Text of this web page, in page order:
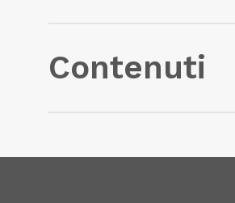
della presenza suLinkedin
Contenuti